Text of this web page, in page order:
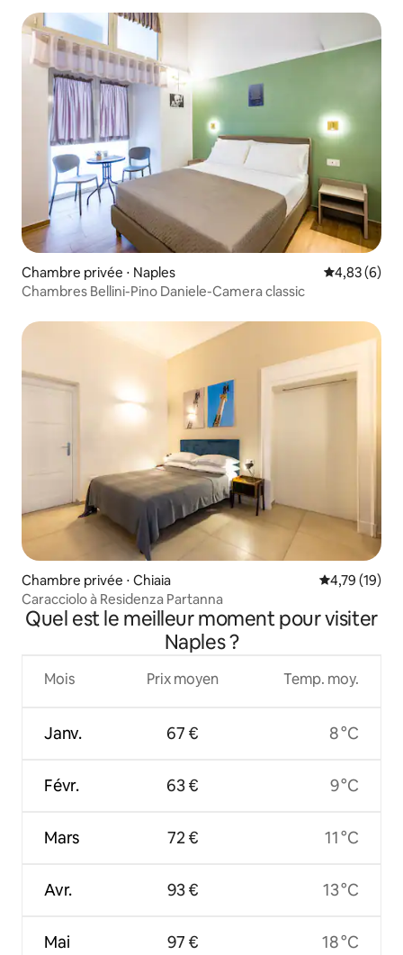
Chambre privée ⋅ Naples Évaluation
4,83 (6)
Chambres Bellini-Pino Daniele-Camera classic
Chambre privée ⋅ Chiaia Évaluation
4,79 (19)
Caracciolo à Residenza Partanna
Quel est le meilleur moment pour visiter
Naples ?
Mois
Janv.
Févr.
Mars
Avr.
Mai
Prix moyen
67 €
63 €
72 €
93 €
97 €
Temp. moy.
8 °C
9 °C
11 °C
13 °C
18 °C